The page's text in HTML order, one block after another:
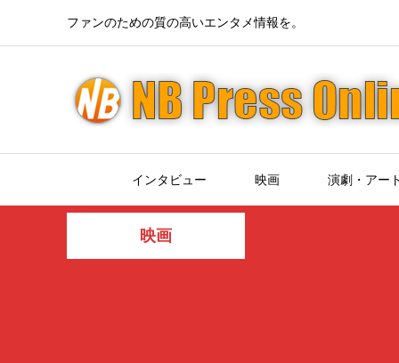
ファンのための質の高いエンタメ情報を。
インタビュー 映画 演劇・アート
映画